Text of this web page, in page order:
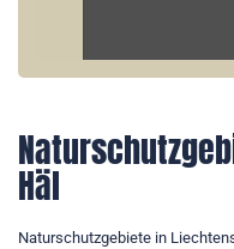
Häl
Naturschutzgebiete in